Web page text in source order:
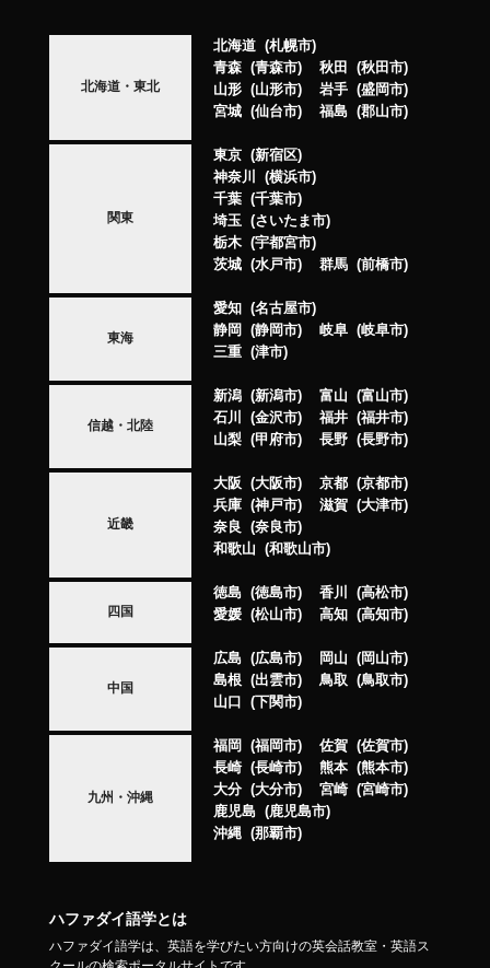
北海道・東北
北海道
札幌市
青森
青森市 秋田
秋田市
山形
山形市 岩手
盛岡市
宮城
仙台市 福島 郡山市
関東
東京
新宿区
神奈川
横浜市
千葉
千葉市
埼玉
さいたま市
栃木
宇都宮市
茨城
水戸市 群馬 前橋市
東海
愛知
名古屋市
静岡
静岡市 岐阜
岐阜市
三重
津市
信越・北陸
新潟 新潟市 富山
富山市
石川
金沢市 福井
福井市
山梨
甲府市 長野 長野市
近畿
大阪 大阪市 京都
京都市
兵庫
神戸市 滋賀
大津市
奈良
奈良市
和歌山
和歌山市
四国
徳島 徳島市 香川
高松市
愛媛
松山市 高知 高知市
中国
広島 広島市 岡山
岡山市
島根
出雲市 鳥取
鳥取市
山口
下関市
九州・沖縄
福岡 福岡市 佐賀
佐賀市
長崎
長崎市 熊本
熊本市
大分
大分市 宮崎
宮崎市
鹿児島
鹿児島市
沖縄
那覇市
ハファダイ語学とは
ハファダイ語学は、英語を学びたい方向けの英会話教室・英語ス